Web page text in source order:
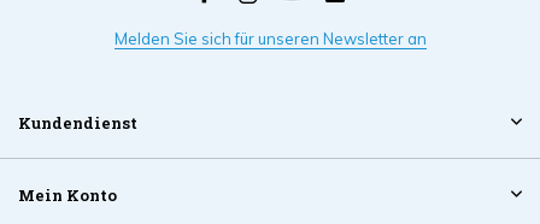
Melden Sie sich für unseren Newsletter an
Kundendienst
Mein Konto